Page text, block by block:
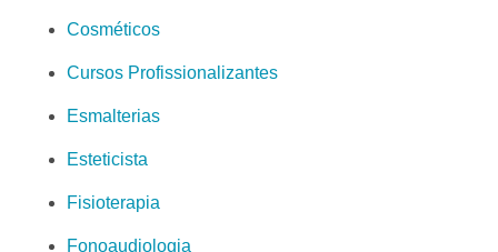
Cosméticos
Cursos Profissionalizantes
Esmalterias
Esteticista
Fisioterapia
Fonoaudiologia